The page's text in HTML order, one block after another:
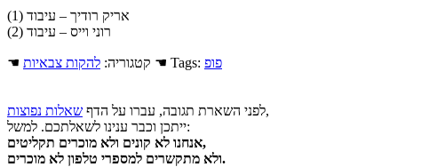
אריק רודיך – עיבוד (1)
רוני וייס – עיבוד (2)
☚ קטגוריה: להקות צבאיות ☚ Tags: פופ
לפני השארת תגובה, עברו על הדף שאלות נפוצות
,
ייתכן וכבר ענינו לשאלתכם. למשל:
אנחנו לא קונים ולא מוכרים תקליטים,
ולא מתקשרים למספרי טלפון לא מוכרים.